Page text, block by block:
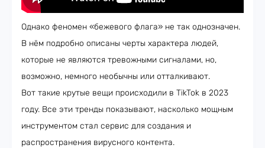
Однако феномен «бежевого флага» не так однозначен.
В нём подробно описаны черты характера людей,
которые не являются тревожными сигналами, но,
возможно, немного необычны или отталкивают.
Вот такие крутые вещи происходили в TikTok в 2023
году. Все эти тренды показывают, насколько мощным
инструментом стал сервис для создания и
распространения вирусного контента.